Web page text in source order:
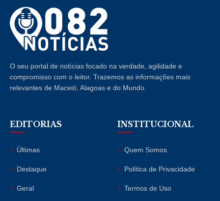
O seu portal de notícias focado na verdade, agilidade e
compromisso com o leitor. Trazemos as informações mais
relevantes de Maceió, Alagoas e do Mundo.
EDITORIAS
Últimas
Destaque
Geral
INSTITUCIONAL
Quem Somos
Política de Privacidade
Termos de Uso